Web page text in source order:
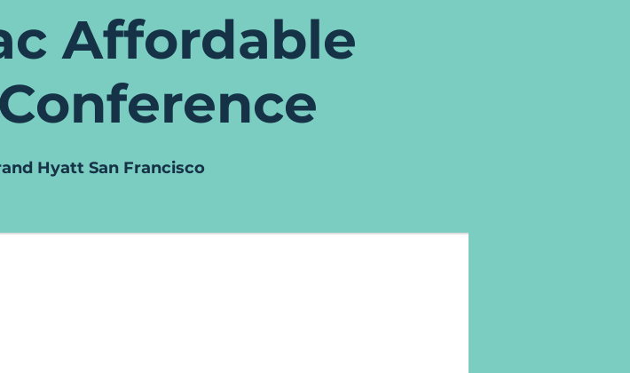
Affordable
Hyatt San Francisco